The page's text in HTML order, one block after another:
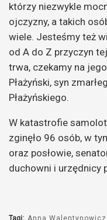
którzy niezwykle
ojczyzny, a takich
wiele. Jesteśmy też
od A do Z przyczyn
trwa, czekamy na
Płażyński, syn
Płażyńskiego.
W katastrofie
zginęło 96 osób, w
oraz posłowie,
duchowni i urzędnicy
Tagi: Anna Walentynowicz